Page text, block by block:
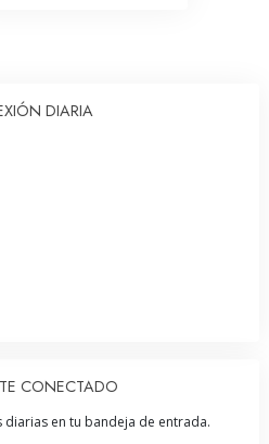
DIARIA
CONECTADO
diarias en tu bandeja de entrada.